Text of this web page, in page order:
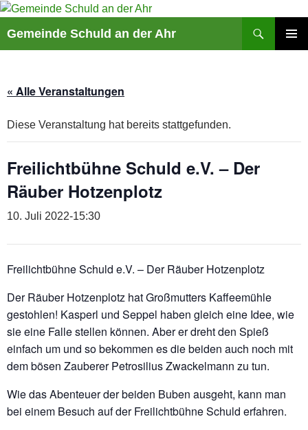
Gemeinde Schuld an der Ahr
« Alle Veranstaltungen
Diese Veranstaltung hat bereits stattgefunden.
Freilichtbühne Schuld e.V. – Der
Räuber Hotzenplotz
10. Juli 2022-15:30
Freilichtbühne Schuld e.V. – Der Räuber Hotzenplotz
Der Räuber Hotzenplotz hat Großmutters Kaffeemühle
gestohlen! Kasperl und Seppel haben gleich eine Idee, wie
sie eine Falle stellen können. Aber er dreht den Spieß
einfach um und so bekommen es die beiden auch noch mit
dem bösen Zauberer Petrosilius Zwackelmann zu tun.
Wie das Abenteuer der beiden Buben ausgeht, kann man
bei einem Besuch auf der Freilichtbühne Schuld erfahren.